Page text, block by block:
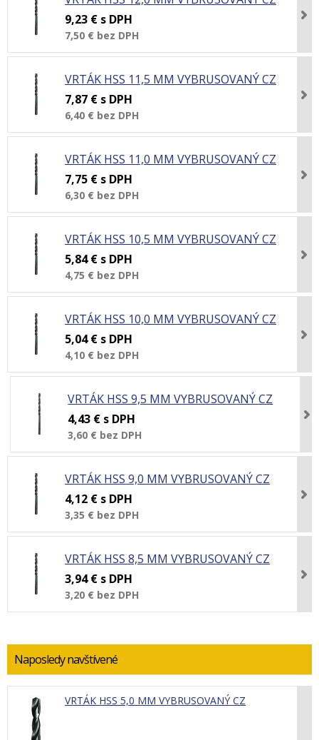
9,23 € s DPH
7,50 € bez DPH
VRTÁK HSS 11,5 MM VYBRUSOVANÝ CZ
7,87 € s DPH
6,40 € bez DPH
VRTÁK HSS 11,0 MM VYBRUSOVANÝ CZ
7,75 € s DPH
6,30 € bez DPH
VRTÁK HSS 10,5 MM VYBRUSOVANÝ CZ
5,84 € s DPH
4,75 € bez DPH
VRTÁK HSS 10,0 MM VYBRUSOVANÝ CZ
5,04 € s DPH
4,10 € bez DPH
VRTÁK HSS 9,5 MM VYBRUSOVANÝ CZ
4,43 € s DPH
3,60 € bez DPH
VRTÁK HSS 9,0 MM VYBRUSOVANÝ CZ
4,12 € s DPH
3,35 € bez DPH
VRTÁK HSS 8,5 MM VYBRUSOVANÝ CZ
3,94 € s DPH
3,20 € bez DPH
Naposledy navštívené
VRTÁK HSS 5,0 MM VYBRUSOVANÝ CZ